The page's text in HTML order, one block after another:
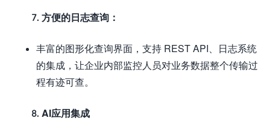
7. 方便的日志查询：
丰富的图形化查询界面，支持 REST API、日志系统
的集成，让企业内部监控人员对业务数据整个传输过
程有迹可查。
8. AI应用集成